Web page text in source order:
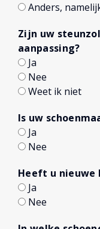
Anders,
Zijn uw
aanpassing?
Ja
Nee
Weet ik niet
Is uw
Ja
Nee
Heeft u nieuwe
Ja
Nee